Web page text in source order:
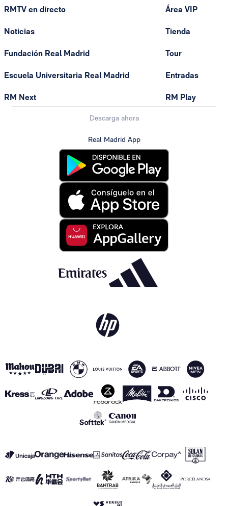
RMTV en directo
Noticias
Fundación Real Madrid
Escuela Universitaria Real Madrid
RM Next
Área VIP
Tienda
Tour
Entradas
RM Play
Descarga ahora
Real Madrid App